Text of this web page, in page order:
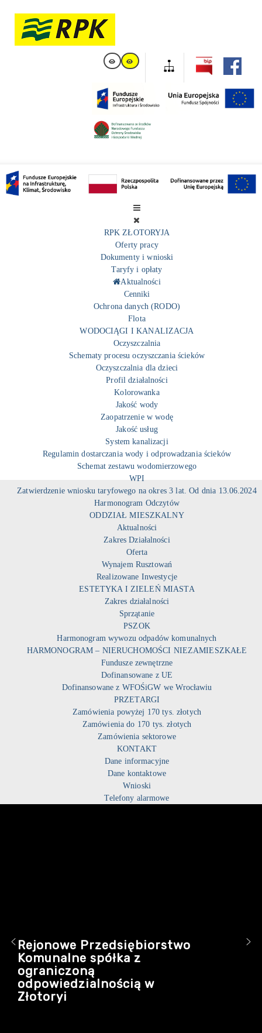
RPK ZŁOTORYJA
Oferty pracy
Dokumenty i wnioski
Taryfy i opłaty
Aktualności
Cenniki
Ochrona danych (RODO)
Flota
WODOCIĄGI I KANALIZACJA
Oczyszczalnia
Schematy procesu oczyszczania ścieków
Oczyszczalnia dla dzieci
Profil działalności
Kolorowanka
Jakość wody
Zaopatrzenie w wodę
Jakość usług
System kanalizacji
Regulamin dostarczania wody i odprowadzania ścieków
Schemat zestawu wodomierzowego
WPI
Zatwierdzenie wniosku taryfowego na okres 3 lat. Od dnia 13.06.2024
Harmonogram Odczytów
ODDZIAŁ MIESZKALNY
Aktualności
Zakres Działalności
Oferta
Wynajem Rusztowań
Realizowane Inwestycje
ESTETYKA I ZIELEŃ MIASTA
Zakres działalności
Sprzątanie
PSZOK
Harmonogram wywozu odpadów komunalnych
HARMONOGRAM – NIERUCHOMOŚCI NIEZAMIESZKAŁE
Fundusze zewnętrzne
Dofinansowane z UE
Dofinansowane z WFOŚiGW we Wrocławiu
PRZETARGI
Zamówienia powyżej 170 tys. złotych
Zamówienia do 170 tys. złotych
Zamówienia sektorowe
KONTAKT
Dane informacyjne
Dane kontaktowe
Wnioski
Telefony alarmowe
Rejonowe Przedsiębiorstwo
Komunalne spółka z
ograniczoną
odpowiedzialnością w
Złotoryi